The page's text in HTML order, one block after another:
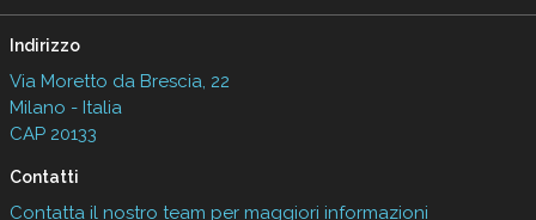
Indirizzo
Via Moretto da Brescia, 22
Milano - Italia
CAP 20133
Contatti
Contatta il nostro team per maggiori informazioni